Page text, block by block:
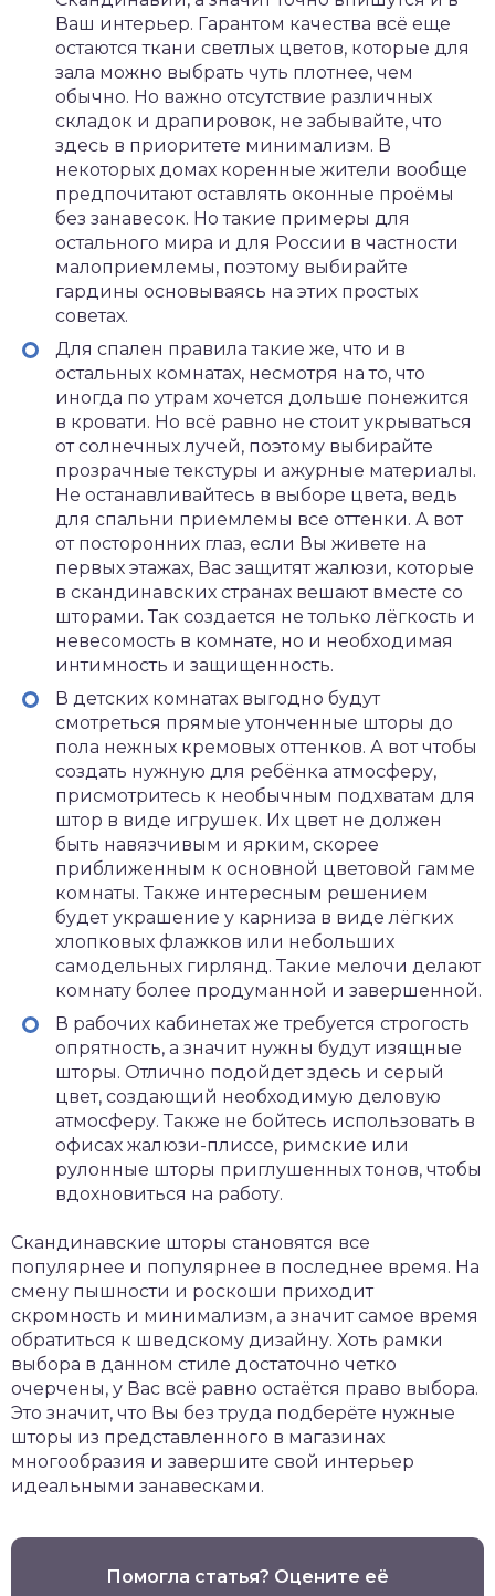
Ваш интерьер. Гарантом качества всё еще
остаются ткани светлых цветов, которые для
зала можно выбрать чуть плотнее, чем
обычно. Но важно отсутствие различных
складок и драпировок, не забывайте, что
здесь в приоритете минимализм. В
некоторых домах коренные жители вообще
предпочитают оставлять оконные проёмы
без занавесок. Но такие примеры для
остального мира и для России в частности
малоприемлемы, поэтому выбирайте
гардины основываясь на этих простых
советах.
Для спален правила такие же, что и в
остальных комнатах, несмотря на то, что
иногда по утрам хочется дольше понежится
в кровати. Но всё равно не стоит укрываться
от солнечных лучей, поэтому выбирайте
прозрачные текстуры и ажурные материалы.
Не останавливайтесь в выборе цвета, ведь
для спальни приемлемы все оттенки. А вот
от посторонних глаз, если Вы живете на
первых этажах, Вас защитят жалюзи, которые
в скандинавских странах вешают вместе со
шторами. Так создается не только лёгкость и
невесомость в комнате, но и необходимая
интимность и защищенность.
В детских комнатах выгодно будут
смотреться прямые утонченные шторы до
пола нежных кремовых оттенков. А вот чтобы
создать нужную для ребёнка атмосферу,
присмотритесь к необычным подхватам для
штор в виде игрушек. Их цвет не должен
быть навязчивым и ярким, скорее
приближенным к основной цветовой гамме
комнаты. Также интересным решением
будет украшение у карниза в виде лёгких
хлопковых флажков или небольших
самодельных гирлянд. Такие мелочи делают
комнату более продуманной и завершенной.
В рабочих кабинетах же требуется строгость
опрятность, а значит нужны будут изящные
шторы. Отлично подойдет здесь и серый
цвет, создающий необходимую деловую
атмосферу. Также не бойтесь использовать в
офисах жалюзи-плиссе, римские или
рулонные шторы приглушенных тонов, чтобы
вдохновиться на работу.
Скандинавские шторы становятся все
популярнее и популярнее в последнее время. На
смену пышности и роскоши приходит
скромность и минимализм, а значит самое время
обратиться к шведскому дизайну. Хоть рамки
выбора в данном стиле достаточно четко
очерчены, у Вас всё равно остаётся право выбора.
Это значит, что Вы без труда подберёте нужные
шторы из представленного в магазинах
многообразия и завершите свой интерьер
идеальными занавесками.
Помогла статья? Оцените её